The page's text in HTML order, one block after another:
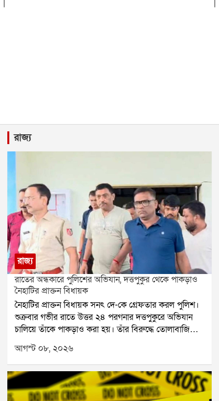
রাজ্য
রাজ্য
রাতের অন্ধকারে পুলিশের অভিযান, দত্তপুকুর থেকে পাকড়াও
নৈহাটির প্রাক্তন বিধায়ক
নৈহাটির প্রাক্তন বিধায়ক সনৎ দে-কে গ্রেফতার করল পুলিশ।
শুক্রবার গভীর রাতে উত্তর ২৪ পরগনার দত্তপুকুরে অভিযান
চালিয়ে তাঁকে পাকড়াও করা হয়। তাঁর বিরুদ্ধে তোলাবাজি
এবং ভোট পরবর্তী হিংসার অভিযোগ রয়েছে বলে পুলিশ সূত্রে
জানা গিয়েছে। শনিবার তাঁকে বারাকপুর আদালতে তোলা
হবে।২০২৪ সালের উপনির্বাচনে নৈহাটি বিধানসভা কেন্দ্র
থেকে জয়ী হয়েছিলেন সনৎ দে। তবে তার আগে থেকেই তাঁর
বিরুদ্ধে একাধিক অভিযোগ উঠেছিল। স্থানীয় সূত্রে তাঁর
আগস্ট ০৮, ২০২৬